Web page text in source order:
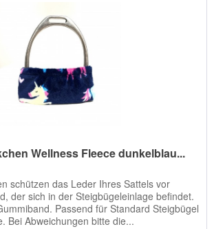
Wellness Fleece dunkelblau...
schützen das Leder Ihres Sattels vor
der sich in der Steigbügeleinlage befindet.
Passend für Standard Steigbügel
Bei Abweichungen bitte die...